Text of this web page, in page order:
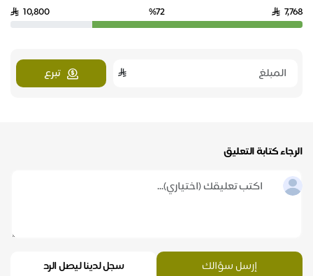
7,768
%72
10,800
تبرع
الرجاء كتابة التعليق
إرسل سؤالك سجل لدينا ليصل الرد